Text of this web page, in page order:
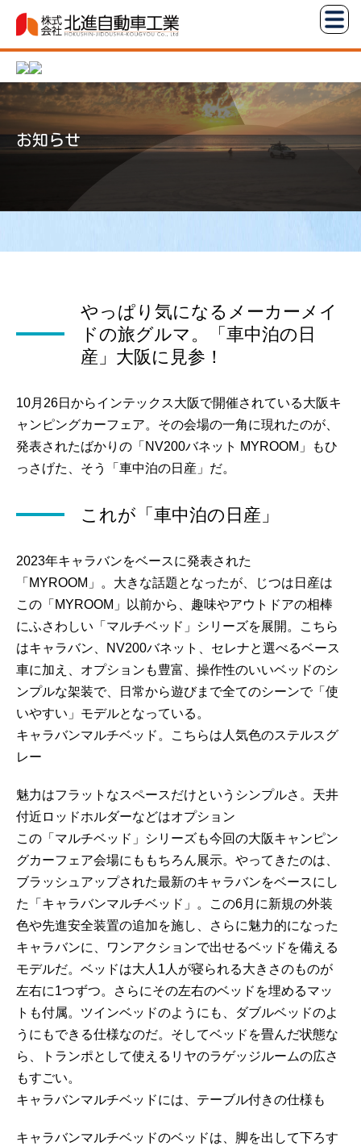
テ
ツ
へ
株
式
会
社
北
進
お知らせ
やっぱり気になるメーカーメイ
ドの旅グルマ。「車中泊の日
産」大阪に見参！
10月26日からインテックス大阪で開催されている大阪キ
ャンピングカーフェア。その会場の一角に現れたのが、
発表されたばかりの「NV200バネット MYROOM」もひ
っさげた、そう「車中泊の日産」だ。
これが「車中泊の日産」
2023年キャラバンをベースに発表された
「MYROOM」。大きな話題となったが、じつは日産は
この「MYROOM」以前から、趣味やアウトドアの相棒
にふさわしい「マルチベッド」シリーズを展開。こちら
はキャラバン、NV200バネット、セレナと選べるベース
車に加え、オプションも豊富、操作性のいいベッドのシ
ンプルな架装で、日常から遊びまで全てのシーンで「使
いやすい」モデルとなっている。
キャラバンマルチベッド。こちらは人気色のステルスグ
レー
魅力はフラットなスペースだけというシンプルさ。天井
付近ロッドホルダーなどはオプション
この「マルチベッド」シリーズも今回の大阪キャンピン
グカーフェア会場にももちろん展示。やってきたのは、
ブラッシュアップされた最新のキャラバンをベースにし
た「キャラバンマルチベッド」。この6月に新規の外装
色や先進安全装置の追加を施し、さらに魅力的になった
キャラバンに、ワンアクションで出せるベッドを備える
モデルだ。ベッドは大人1人が寝られる大きさのものが
左右に1つずつ。さらにその左右のベッドを埋めるマッ
トも付属。ツインベッドのようにも、ダブルベッドのよ
うにもできる仕様なのだ。そしてベッドを畳んだ状態な
ら、トランポとして使えるリヤのラゲッジルームの広さ
もすごい。
キャラバンマルチベッドには、テーブル付きの仕様も
キャラバンマルチベッドのベッドは、脚を出して下ろす